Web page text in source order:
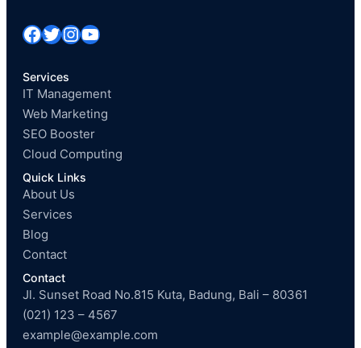
Facebook Twitter InstagramYouTube
Services
IT Management
Web Marketing
SEO Booster
Cloud Computing
Quick Links
About Us
Services
Blog
Contact
Contact
Jl. Sunset Road No.815 Kuta, Badung, Bali – 80361
(021) 123 – 4567
example@example.com